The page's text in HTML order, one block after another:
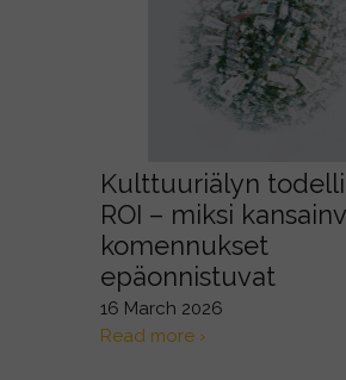
Kulttuuriälyn
ROI – miksi
komennukset
epäonnistuvat
16 March 2026
Read more ›